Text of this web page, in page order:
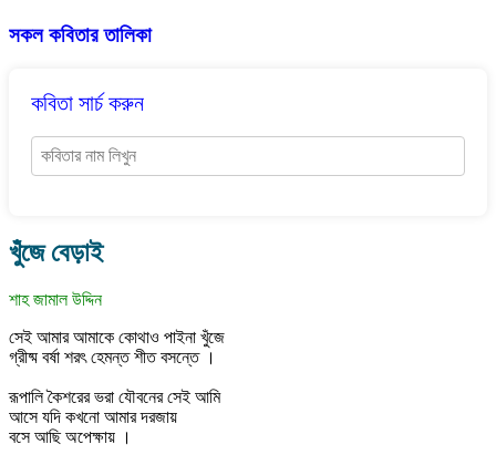
সকল কবিতার তালিকা
কবিতা সার্চ করুন
খুঁজে বেড়াই
শাহ জামাল উদ্দিন
সেই আমার আমাকে কোথাও পাইনা খুঁজে
গ্রীষ্ম বর্ষা শরৎ হেমন্ত শীত বসন্তে ।
রূপালি কৈশরের ভরা যৌবনের সেই আমি
আসে যদি কখনো আমার দরজায়
বসে আছি অপেক্ষায় ।